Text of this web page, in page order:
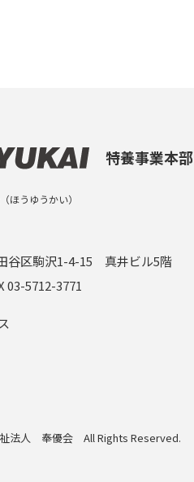
特養事業本部
（ほうゆうかい）
谷区駒沢1-4-15 真井ビル5階
03-5712-3771
法人 奉優会 All Rights Reserved.